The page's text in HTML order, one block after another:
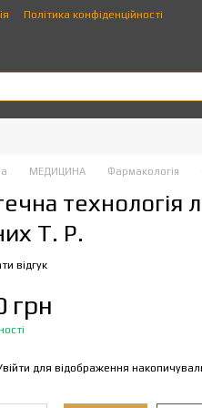
Політика конфіденційності
МЕДИЦИНА Фармакологія
технологія
Т. Р.
відгук
грн
для відображення